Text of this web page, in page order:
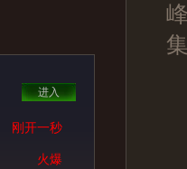
进入
刚开一秒
火爆